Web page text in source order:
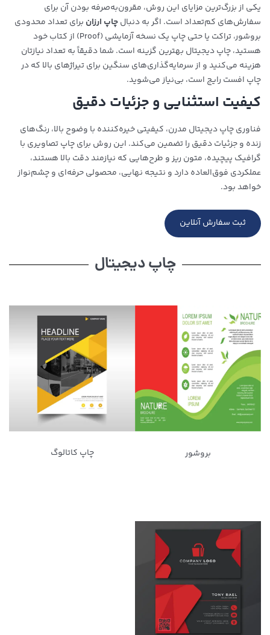
یکی از بزرگ‌ترین مزایای این روش، مقرون‌به‌صرفه بودن آن برای
سفارش‌های کم‌تعداد است. اگر به دنبالچاپ ارزان برای تعداد محدودی
بروشور، تراکت یا حتی چاپ یک نسخه آزمایشی (Proof) از کتاب خود
هستید، چاپ دیجیتال بهترین گزینه است. شما دقیقاً به تعداد نیازتان
هزینه می‌کنید و از سرمایه‌گذاری‌های سنگین برای تیراژهای بالا که در
چاپ افست رایج است، بی‌نیاز می‌شوید.
کیفیت استثنایی و جزئیات دقیق
فناوری چاپ دیجیتال مدرن، کیفیتی خیره‌کننده با وضوح بالا، رنگ‌های
زنده و جزئیات دقیق را تضمین می‌کند. این روش برای چاپ تصاویری با
گرافیک پیچیده، متون ریز و طرح‌هایی که نیازمند دقت بالا هستند،
عملکردی فوق‌العاده دارد و نتیجه نهایی، محصولی حرفه‌ای و چشم‌نواز
خواهد بود.
ثبت سفارش آنلاین
چاپ دیجیتال
بروشور چاپ کاتالوگ